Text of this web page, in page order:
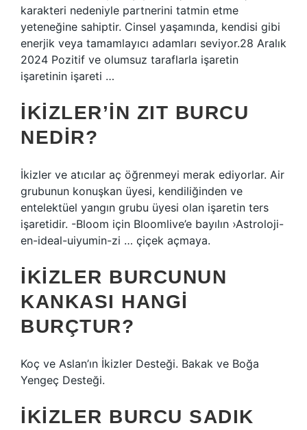
karakteri nedeniyle partnerini tatmin etme
yeteneğine sahiptir. Cinsel yaşamında, kendisi gibi
enerjik veya tamamlayıcı adamları seviyor.28 Aralık
2024 Pozitif ve olumsuz taraflarla işaretin
işaretinin işareti …
İKIZLER’IN ZIT BURCU
NEDIR?
İkizler ve atıcılar aç öğrenmeyi merak ediyorlar. Air
grubunun konuşkan üyesi, kendiliğinden ve
entelektüel yangın grubu üyesi olan işaretin ters
işaretidir. -Bloom için Bloomlive’e bayılın ›Astroloji-
en-ideal-uiyumin-zi … çiçek açmaya.
İKIZLER BURCUNUN
KANKASI HANGI
BURÇTUR?
Koç ve Aslan’ın İkizler Desteği. Bakak ve Boğa
Yengeç Desteği.
İKIZLER BURCU SADIK